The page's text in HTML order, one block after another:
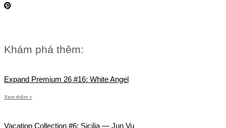
Khám phá thêm:
Expand Premium 26 #16: White Angel
Xem thêm »
Vacation Collection #6: Sicilia — Jun Vu